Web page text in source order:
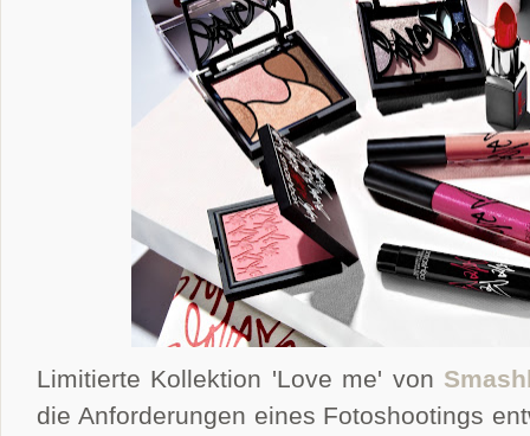
Limitierte Kollektion 'Love me' von
die Anforderungen eines Fotoshootings